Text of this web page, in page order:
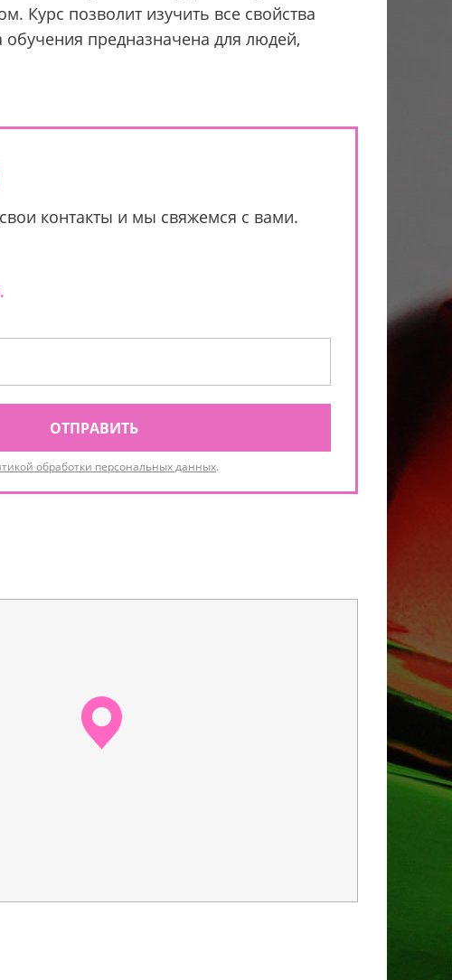
Курс позволит изучить все свойства
обучения предназначена для людей,
контакты и мы свяжемся с вами.
ОТПРАВИТЬ
обработки персональных данных.